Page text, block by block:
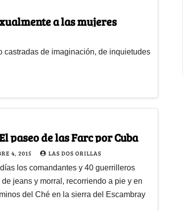
a las mujeres
de imaginación, de inquietudes
paseo de las Farc por Cuba
4, 2015 LAS DOS ORILLAS
los comandantes y 40 guerrilleros
jeans y morral, recorriendo a pie y en
del Ché en la sierra del Escambray